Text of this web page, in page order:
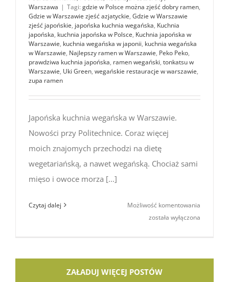
Warszawa | Tagi: gdzie w Polsce można zjeść dobry ramen,
Gdzie w Warszawie zjeść azjatyckie, Gdzie w Warszawie
zjeść japońskie, japońska kuchnia wegańska, Kuchnia
japońska, kuchnia japońska w Polsce, Kuchnia japońska w
Warszawie, kuchnia wegańska w japonii, kuchnia wegańska
w Warszawie, Najlepszy ramen w Warszawie, Peko Peko,
prawdziwa kuchnia japońska, ramen wegański, tonkatsu w
Warszawie, Uki Green, wegańskie restauracje w warszawie,
zupa ramen
Japońska kuchnia wegańska w Warszawie.
Nowości przy Politechnice. Coraz więcej
moich znajomych przechodzi na dietę
wegetariańską, a nawet wegańską. Chociaż sami
mięso i owoce morza [...]
Czytaj dalej Możliwość komentowania
została wyłączona
ZAŁADUJ WIĘCEJ POSTÓW